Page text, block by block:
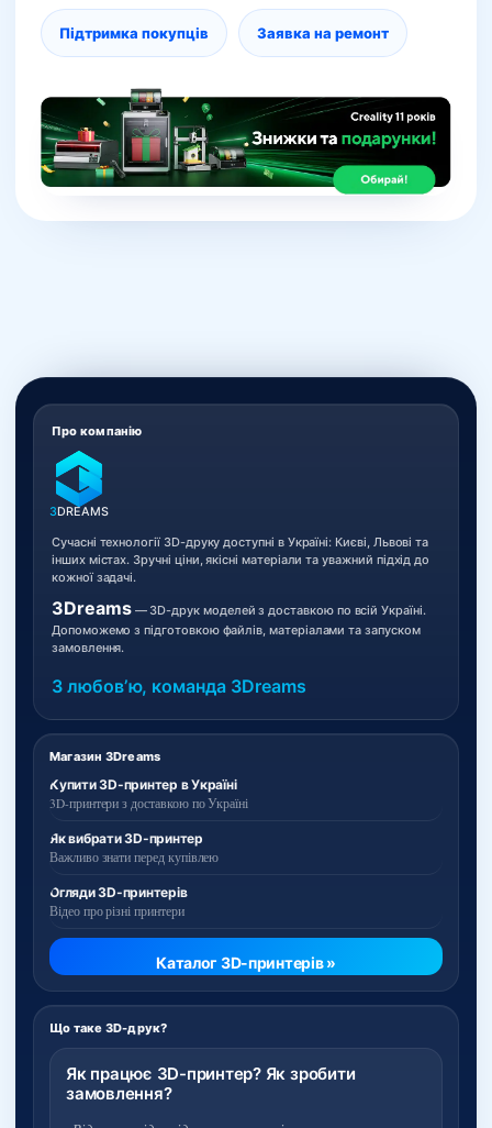
Підтримка покупців Заявка на ремонт
Магазин 3Dreams
Купити 3D-принтер в Україні
3D-принтери з доставкою по Україні
Як вибрати 3D-принтер
Важливо знати перед купівлею
Огляди 3D-принтерів
Відео про різні принтери
Каталог 3D-принтерів »
Що таке 3D-друк?
Як працює 3D-принтер? Як зробити
замовлення?
Про компанію
3DREAMS
Сучасні технології 3D-друку доступні в Україні: Києві, Львові та
інших містах. Зручні ціни, якісні матеріали та уважний підхід до
кожної задачі.
3Dreams— 3D-друк моделей з доставкою по всій Україні.
Допоможемо з підготовкою файлів, матеріалами та запуском
замовлення.
З любовʼю, команда 3Dreams